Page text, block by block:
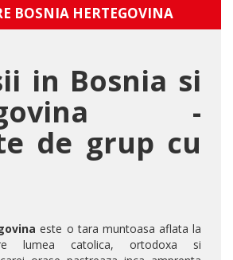
BOSNIA HERTEGOVINA
in Bosnia si
-
de grup cu
este o tara muntoasa aflata la
lumea catolica, ortodoxa si